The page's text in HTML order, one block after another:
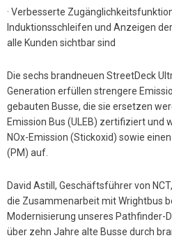
· Verbesserte
Induktionsschleifen und Anzeigen
alle Kunden sichtbar sind
Die sechs brandneuen StreetDeck
Generation erfüllen strengere
gebauten Busse, die sie ersetzen
Emission Bus (ULEB) zertifiziert und
NOx-Emission (Stickoxid) sowie
(PM) auf.
David Astill, Geschäftsführer von
die Zusammenarbeit mit Wrightbus
Modernisierung unseres Pathfinder-
über zehn Jahre alte Busse durch